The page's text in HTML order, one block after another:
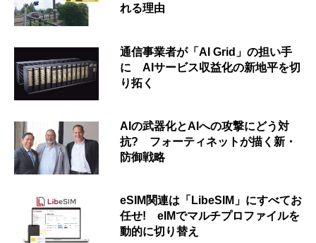
れる理由
通信事業者が「AI Grid」の担い手
に AIサービス収益化の新地平を切
り拓く
AIの武器化とAIへの攻撃にどう対
抗? フォーティネットが描く新・
防御戦略
eSIM関連は「LibeSIM」にすべてお
任せ! eIMでマルチプロファイルを
動的に切り替え